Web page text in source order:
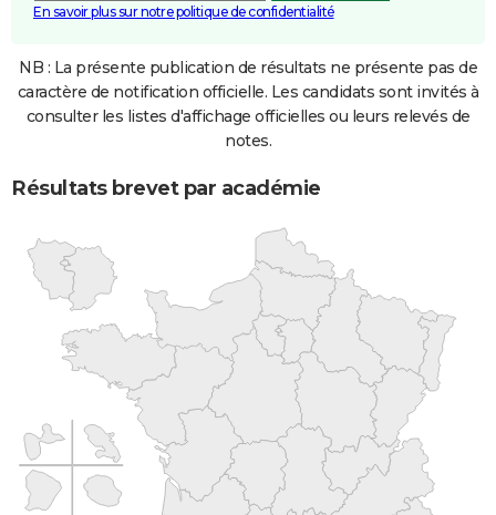
En savoir plus sur notre politique de confidentialité
NB : La présente publication de résultats ne présente pas de
caractère de notification officielle. Les candidats sont invités à
consulter les listes d'affichage officielles ou leurs relevés de
notes.
Résultats brevet par académie